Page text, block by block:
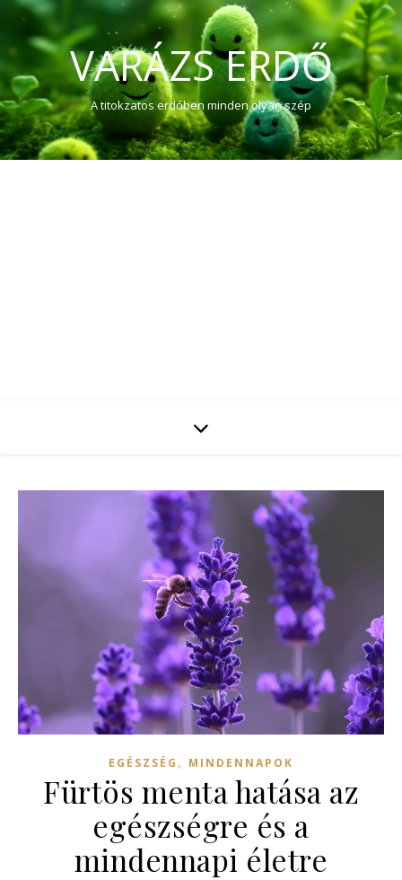
VARÁZS ERDŐ
A titokzatos erdőben minden olyan szép
EGÉSZSÉG , MINDENNAPOK
Fürtös menta hatása az
egészségre és a
mindennapi életre